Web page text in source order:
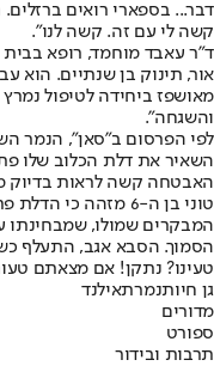
דבר... בספארי רואים
קשה לי עם זה. קשה לנו".
ד"ר עאבד מוחמד, רופא בבית
אור, תינוק בן שנתיים. הוא
מאושפז ביחידה לטיפול
והשגחה".
לפי הפרסום ב"סאן", הנמר
השאיר את דלת הכלוב שלו
האבטחה קשה לראות בדיוק
טוני בן ה-6 מזהה
המבקרים שמולו, שמבחינתו
הסמוך. הסבא אגב, התעלף
טעינו? נתקן! אם מצאתם
גן חיותנמרתאילנד
מדורים
ספורט
תרבות ובידור